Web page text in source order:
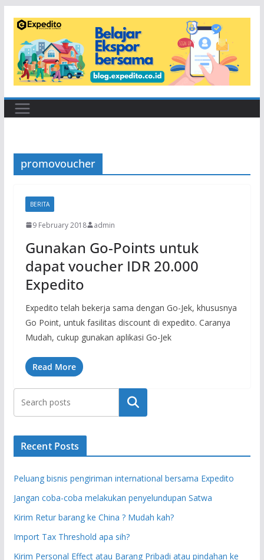
content
promovoucher
BERITA
9 February 2018 admin
Gunakan Go-Points untuk
dapat voucher IDR 20.000
Expedito
Expedito telah bekerja sama dengan Go-Jek, khususnya
Go Point, untuk fasilitas discount di expedito. Caranya
Mudah, cukup gunakan aplikasi Go-Jek
Read More
Search
Recent Posts
Peluang bisnis pengiriman international bersama Expedito
Jangan coba-coba melakukan penyelundupan Satwa
Kirim Retur barang ke China ? Mudah kah?
Import Tax Threshold apa sih?
Kirim Personal Effect atau Barang Pribadi atau pindahan ke